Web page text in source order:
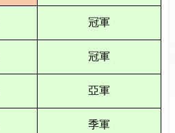
冠軍
冠軍
亞軍
季軍